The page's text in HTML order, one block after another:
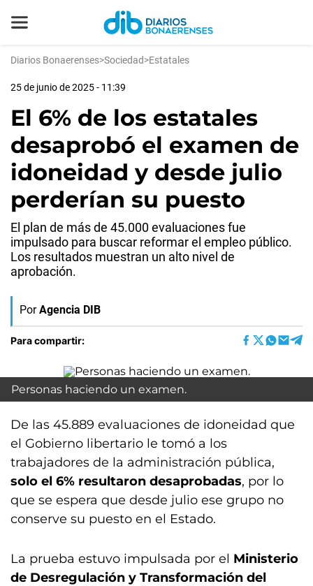
Diarios Bonaerenses>Sociedad>Estatales
25 de junio de 2025 - 11:39
El 6% de los estatales
desaprobó el examen de
idoneidad y desde julio
perderían su puesto
El plan de más de 45.000 evaluaciones fue
impulsado para buscar reformar el empleo público.
Los resultados muestran un alto nivel de
aprobación.
Por Agencia DIB
Para compartir:
Personas haciendo un examen.
De las 45.889 evaluaciones de idoneidad que
el Gobierno libertario le tomó a los
trabajadores de la administración pública,
solo el 6% resultaron desaprobadas, por lo
que se espera que desde julio ese grupo no
conserve su puesto en el Estado.
La prueba estuvo impulsada por el Ministerio
de Desregulación y Transformación del